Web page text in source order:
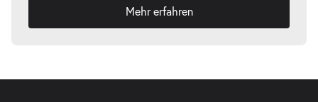
Mehr erfahren